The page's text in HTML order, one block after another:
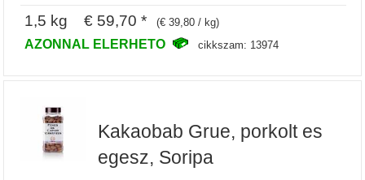
1,5 kg € 59,70 * (€ 39,80 / kg)
AZONNAL ELERHETO cikkszam: 13974
Kakaobab Grue, porkolt es
egesz, Soripa